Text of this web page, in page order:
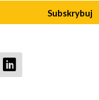
Subskrybuj